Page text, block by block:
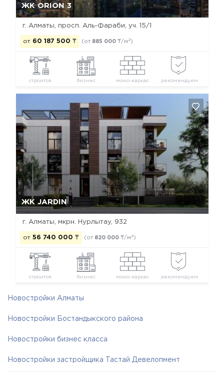
ЖК ORION 3
г. Алматы, просп. Аль-Фараби, уч. 15/1
от 60 187 500 ₸ (от 885 000 ₸/м 2)
строится бизнес моно-каркас рекомендуем
ЖК JARDIN
г. Алматы, мкрн. Нурлытау, 932
от 56 740 000 ₸ (от 820 000 ₸/м 2)
строится бизнес моно-каркас рекомендуем
Да, удалить Отмена
Новостройки Алматы
Новостройки Бостандыкского района
Новостройки бизнес класса
Новостройки застройщика Тастай Девелопмент